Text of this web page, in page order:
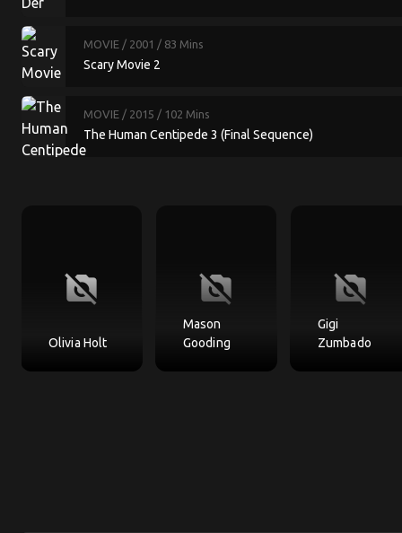
MOVIE / 2001 / 83 Mins
Scary Movie 2
MOVIE / 2015 / 102 Mins
The Human Centipede 3 (Final Sequence)
no_photography
Olivia Holt
no_photography
Mason
Gooding
no_photography
Gigi
Zumbado